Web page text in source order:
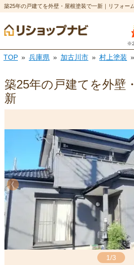
築25年の戸建てを外壁・屋根塗装で一新｜リフォー
TOP 兵庫県 加古川市 村上塗装
築25年の戸建てを外壁
新
1/3
《